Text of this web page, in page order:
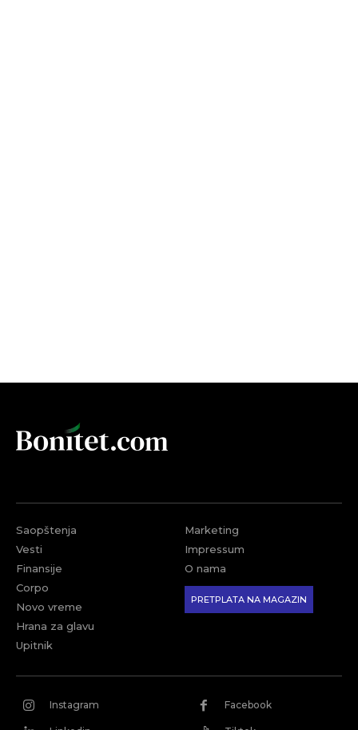
Saopštenja
Vesti
Finansije
Corpo
Novo vreme
Hrana za glavu
Upitnik
Marketing
Impressum
O nama
PRETPLATA NA MAGAZIN
Instagram Facebook